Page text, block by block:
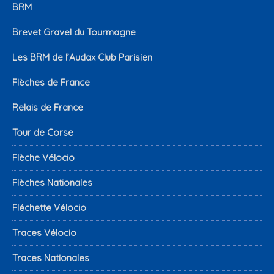
BRM
Brevet Gravel du Tourmagne
Les BRM de l’Audax Club Parisien
Flèches de France
Relais de France
Tour de Corse
Flèche Vélocio
Flèches Nationales
Fléchette Vélocio
Traces Vélocio
Traces Nationales